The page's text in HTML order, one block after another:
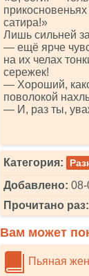
сатира!»
Лишь сильней
— ещё ярче
на их челах
сережек!
— Хороший,
поволокой
— И, раз ты,
Категория:
Добавлено:
Прочитано раз:
Вам может
Пьяная